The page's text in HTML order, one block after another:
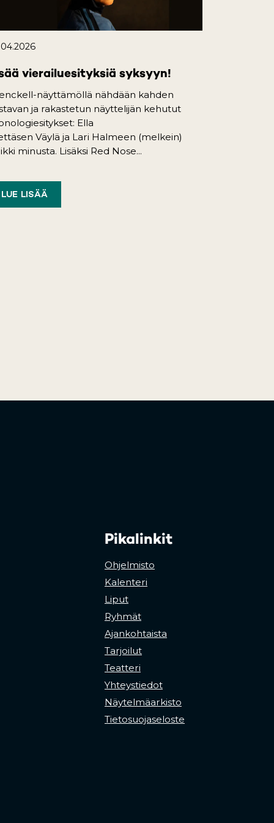
vierailuesityksiä syksyyn!
näyttämöllä nähdään kahden
ja rakastetun näyttelijän kehutut
Ella
Väylä ja Lari Halmeen (melkein)
minusta. Lisäksi Red Nose...
LUE LISÄÄ
Pikalinkit
Ohjelmisto
Kalenteri
Liput
Ryhmät
Ajankohtaista
Tarjoilut
Teatteri
Yhteystiedot
Näytelmäarkisto
Tietosuojaseloste